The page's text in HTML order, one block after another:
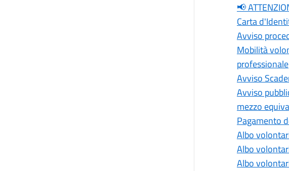
📢
Carta
Avviso
Mobilità
professionale
Avviso
Avviso
mezzo
Pagamento
Albo
Albo
Albo